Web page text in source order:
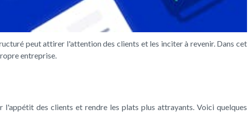
peut attirer l'attention des clients et les inciter à revenir. Dans cet
entreprise.
des clients et rendre les plats plus attrayants. Voici quelques